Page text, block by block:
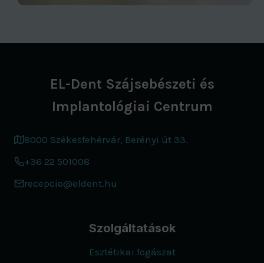
EL-Dent Szájsebészeti és
Implantológiai Centrum
8000 Székesfehérvár, Berényi út 33.
+36 22 501008
recepcio@eldent.hu
Szolgáltatások
Esztétikai fogászat